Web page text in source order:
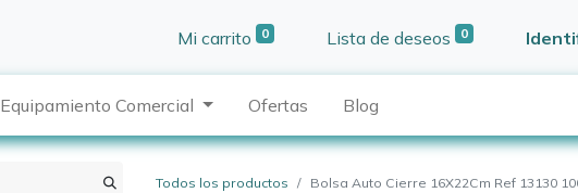
Mi carrito 0 Lista de deseos 0
Equipamiento Comercial Ofertas Blog
Todos los productos Bolsa Auto Cierre 16X22Cm Ref 13130